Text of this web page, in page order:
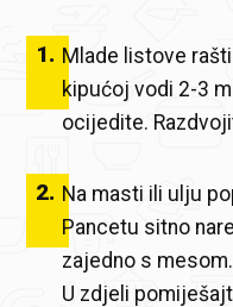
1. Mlade listove
kipućoj vodi 2-3
ocijedite.
2. Na masti ili ulju
Pancetu sitno
zajedno s
U zdjeli